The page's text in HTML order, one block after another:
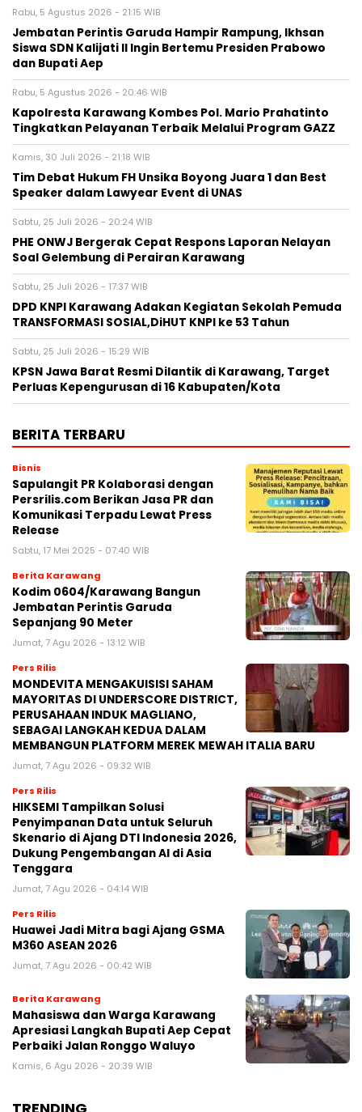
Rabu, 5 Agustus 2026 - 21:15 WIB
Jembatan Perintis Garuda Hampir Rampung, Ikhsan
Siswa SDN Kalijati II Ingin Bertemu Presiden Prabowo
dan Bupati Aep
Rabu, 5 Agustus 2026 - 20:46 WIB
Kapolresta Karawang Kombes Pol. Mario Prahatinto
Tingkatkan Pelayanan Terbaik Melalui Program GAZZ
Kamis, 30 Juli 2026 - 21:18 WIB
​Tim Debat Hukum FH Unsika Boyong Juara 1 dan Best
Speaker dalam Lawyear Event di UNAS
Sabtu, 25 Juli 2026 - 20:24 WIB
PHE ONWJ Bergerak Cepat Respons Laporan Nelayan
Soal Gelembung di Perairan Karawang
Sabtu, 25 Juli 2026 - 17:37 WIB
DPD KNPI Karawang Adakan Kegiatan Sekolah Pemuda
TRANSFORMASI SOSIAL,DiHUT KNPI ke 53 Tahun
Sabtu, 25 Juli 2026 - 15:29 WIB
KPSN Jawa Barat Resmi Dilantik di Karawang, Target
Perluas Kepengurusan di 16 Kabupaten/Kota
BERITA TERBARU
Bisnis
Sapulangit PR Kolaborasi dengan
Persrilis.com Berikan Jasa PR dan
Komunikasi Terpadu Lewat Press
Release
Sabtu, 17 Mei 2025 - 07:40 WIB
Berita Karawang
Kodim 0604/Karawang Bangun
Jembatan Perintis Garuda
Sepanjang 90 Meter
Jumat, 7 Agu 2026 - 13:12 WIB
Pers Rilis
MONDEVITA MENGAKUISISI SAHAM
MAYORITAS DI UNDERSCORE DISTRICT,
PERUSAHAAN INDUK MAGLIANO,
SEBAGAI LANGKAH KEDUA DALAM
MEMBANGUN PLATFORM MEREK MEWAH ITALIA BARU
Jumat, 7 Agu 2026 - 09:32 WIB
Pers Rilis
HIKSEMI Tampilkan Solusi
Penyimpanan Data untuk Seluruh
Skenario di Ajang DTI Indonesia 2026,
Dukung Pengembangan AI di Asia
Tenggara
Jumat, 7 Agu 2026 - 04:14 WIB
Pers Rilis
Huawei Jadi Mitra bagi Ajang GSMA
M360 ASEAN 2026
Jumat, 7 Agu 2026 - 00:42 WIB
Berita Karawang
Mahasiswa dan Warga Karawang
Apresiasi Langkah Bupati Aep Cepat
Perbaiki Jalan Ronggo Waluyo
Kamis, 6 Agu 2026 - 20:39 WIB